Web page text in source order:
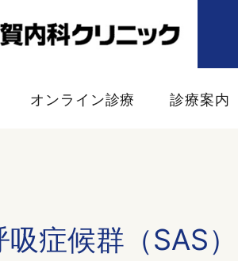
オンライン診療 診療案内
症候群（SAS）